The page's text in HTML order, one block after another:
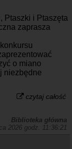
Ptaszki i Ptaszęta
zaprasza
o miano
niezbędne
czytaj całość
Biblioteka główna
2026 godz. 11:36:21